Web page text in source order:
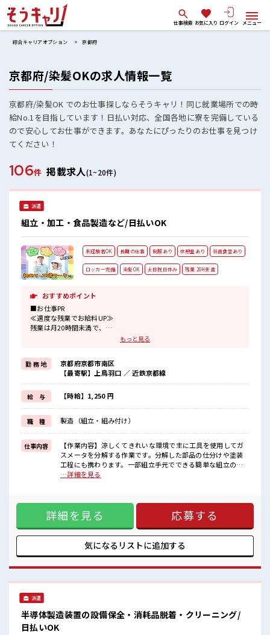
仕事検索 お気に入り ログイン メニュー
綜合キャリアオプション 京都府
京都府/染髪OKの求人情報一覧
京都府/染髪OK でのお仕事探しならそうキャリ！同じ就業場所での時
給No.1を目指しています！日払い対応、全国各地に寮を完備している
ので安心してお仕事ができます。あなたにぴったりのお仕事を見つけ
てください！
106件 掲載求人(1~20件)
派遣
組立・加工・食品製造など/日払いOK
未経験者OK 長期の仕事 制服あり 休憩室あり 社員食堂あり
ロッカー完備 染髪OK 土日祝日休み 残業 20H未満
おすすめポイント
■お仕事PR
≪適度な残業でお給料UP≫
残業は月20時間未満で、
週末は家族や友人と一緒にプライベート満喫！
≪モチベーションもUP≫
派手過ぎなければ髪型や髪色自由♪
(規定有)≪ラクラク制服アリ≫
制服があるので、
毎日の服装の悩み解消♪
≪未経験OKの仕事≫
新しいことにチャレンジするのは不安だけど、
しっかり働く環境が整っています！
イチからスキルUP・ステップUP目指していきましょう！
■職場の雰囲気
明るすぎたり奇抜過ぎなければヘアカラーOK！
安心してお仕事に集中♪
もっと見る
勤 務 地
京都府京都市南区
【最寄駅】上鳥羽口 ／ 近鉄京都線
給 与 【時給】1,250 円
職 種 製造（組立・組み付け）
仕事内容
【作業内容】涼しくてきれいな環境で主に工具を使用してガ
スメータを分解する作業です。分解した部品の仕分けや塗装
工程にも携わります。一部組立手元でできる簡単な組立のお
仕事もお任せします。【取扱製品】ガスメータ ■お仕事PR ≪
ライベート満喫！ ≪モチベーションもUP≫ 派手過ぎなければ
髪型や髪色自由♪ (規定有)≪ラクラク制服アリ≫ 制服がある
ので、 毎日の服装の悩み解消♪ ≪未経験OKの仕事≫ 新しい
ことにチャレンジするのは不安だけど、 しっかり働く環境が
整っています！ イチからスキルUP・ステップUP目指してい
きましょう！ ■職場の雰囲気 明るすぎたり奇抜過ぎなければ
ーあり！ 安心してお仕事に集中♪
…詳細を見る
詳細を見る 応募する
気になるリストに追加する
派遣
半導体製造装置の設備保全・消耗品脱着・クリーニング/
日払いOK